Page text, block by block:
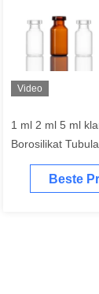
Video
1 ml 2 ml 5 ml
Borosilikat
Beste